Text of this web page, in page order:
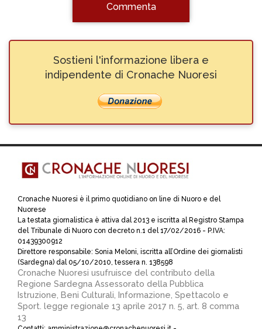
Commenta
Sostieni l'informazione libera e
indipendente di Cronache Nuoresi
Cronache Nuoresi è il primo quotidiano on line di Nuoro e del
Nuorese
La testata giornalistica è attiva dal 2013 e iscritta al Registro Stampa
del Tribunale di Nuoro con decreto n.1 del 17/02/2016 - P.IVA:
01439300912
Direttore responsabile: Sonia Meloni, iscritta all’Ordine dei giornalisti
(Sardegna) dal 05/10/2010, tessera n. 138598
Cronache Nuoresi usufruisce del contributo della
Regione Sardegna Assessorato della Pubblica
Istruzione, Beni Culturali, Informazione, Spettacolo e
Sport. legge regionale 13 aprile 2017 n. 5, art. 8 comma
13